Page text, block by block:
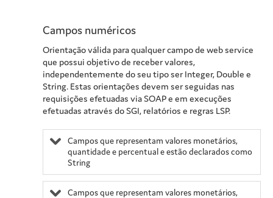
Campos numéricos
Orientação válida para qualquer campo de web service
que possui objetivo de receber valores,
independentemente do seu tipo ser Integer, Double e
String. Estas orientações devem ser seguidas nas
requisições efetuadas via SOAP e em execuções
efetuadas através do SGI, relatórios e regras LSP.
Campos que representam valores monetários,
quantidade e percentual e estão declarados como
String
Campos que representam valores monetários,